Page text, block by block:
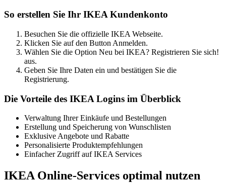
So erstellen Sie Ihr IKEA Kundenkonto
Besuchen Sie die offizielle IKEA Webseite.
Klicken Sie auf den Button Anmelden.
Wählen Sie die Option Neu bei IKEA? Registrieren Sie sich!
aus.
Geben Sie Ihre Daten ein und bestätigen Sie die
Registrierung.
Die Vorteile des IKEA Logins im Überblick
Verwaltung Ihrer Einkäufe und Bestellungen
Erstellung und Speicherung von Wunschlisten
Exklusive Angebote und Rabatte
Personalisierte Produktempfehlungen
Einfacher Zugriff auf IKEA Services
IKEA Online-Services optimal nutzen